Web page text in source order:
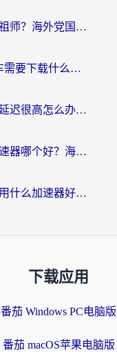
德国怎么玩最强祖师？海外党国服游戏加速器选择全攻略（附宝可梦Online实测）
在国外玩QQ飞车需要下载什么加速器呢？海外党亲测有效的国服游戏加速指南
雪糕工厂国外玩延迟很高怎么办？海外玩家国服游戏加速终极攻略（附实测推荐）
打江南百景图加速器哪个好？海外党踩坑N次后，终于找到不卡的秘诀
非洲玩装甲战争用什么加速器好？海外党亲测有效的国服游戏加速方案
下载应用
番茄 Windows PC电脑版
番茄 macOS苹果电脑版